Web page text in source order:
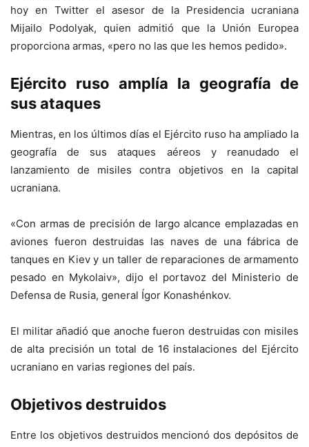
hoy en Twitter el asesor de la Presidencia ucraniana
Mijailo Podolyak, quien admitió que la Unión Europea
proporciona armas, «pero no las que les hemos pedido».
Ejército ruso amplía la geografía de
sus ataques
Mientras, en los últimos días el Ejército ruso ha ampliado la
geografía de sus ataques aéreos y reanudado el
lanzamiento de misiles contra objetivos en la capital
ucraniana.
«Con armas de precisión de largo alcance emplazadas en
aviones fueron destruidas las naves de una fábrica de
tanques en Kiev y un taller de reparaciones de armamento
pesado en Mykolaiv», dijo el portavoz del Ministerio de
Defensa de Rusia, general Ígor Konashénkov.
El militar añadió que anoche fueron destruidas con misiles
de alta precisión un total de 16 instalaciones del Ejército
ucraniano en varias regiones del país.
Objetivos destruidos
Entre los objetivos destruidos mencionó dos depósitos de